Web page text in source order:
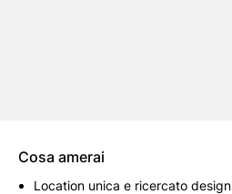
Cosa amerai
Location unica e ricercato design